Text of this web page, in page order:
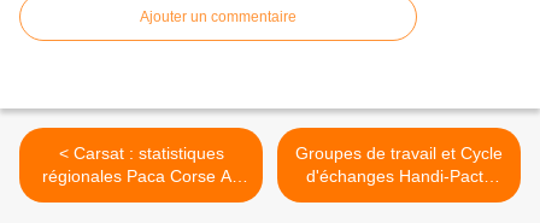
Ajouter un commentaire
< Carsat : statistiques
régionales Paca Corse AT
MP 2014
Groupes de travail et Cycle
d'échanges Handi-Pacte
Paca >